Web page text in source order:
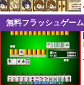
無料フラッシュゲーム